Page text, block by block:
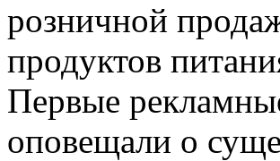
розничной
продуктов
Первые
оповещали о